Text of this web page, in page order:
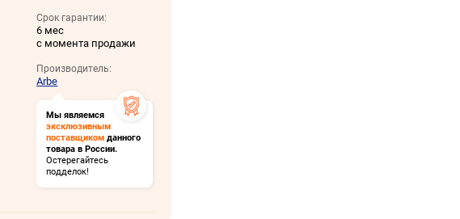
Срок гарантии:
6 мес
с момента продажи
Производитель:
Arbe
Мы являемся
эксклюзивным
поставщиком данного
товара в России.
Остерегайтесь
подделок!